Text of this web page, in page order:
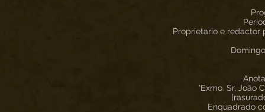
Proprietario e redactor
"Exmo. Sr, João
Enquadrado